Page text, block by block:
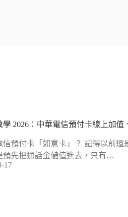
學 2026：中華電信預付卡線上加值
信預付卡「如意卡」？ 記得以前
預先把通話金儲值進去，只有…
17